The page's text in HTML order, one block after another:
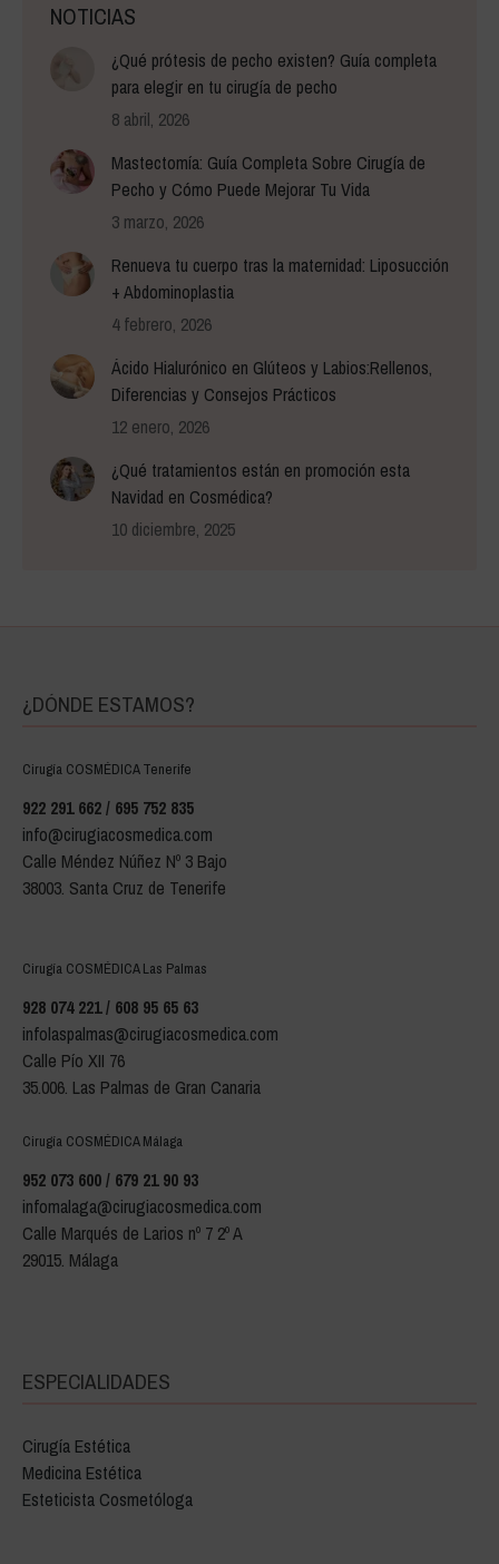
NOTICIAS
¿Qué prótesis de pecho existen? Guía completa
para elegir en tu cirugía de pecho
8 abril, 2026
Mastectomía: Guía Completa Sobre Cirugía de
Pecho y Cómo Puede Mejorar Tu Vida
3 marzo, 2026
Renueva tu cuerpo tras la maternidad: Liposucción
+ Abdominoplastia
4 febrero, 2026
Ácido Hialurónico en Glúteos y Labios:Rellenos,
Diferencias y Consejos Prácticos
12 enero, 2026
¿Qué tratamientos están en promoción esta
Navidad en Cosmédica?
10 diciembre, 2025
¿DÓNDE ESTAMOS?
Cirugía COSMÉDICA Tenerife
922 291 662 / 695 752 835
info@cirugiacosmedica.com
Calle Méndez Núñez Nº 3 Bajo
38003. Santa Cruz de Tenerife
Cirugía COSMÉDICA Las Palmas
928 074 221 / 608 95 65 63
infolaspalmas@cirugiacosmedica.com
Calle Pío XII 76
35.006. Las Palmas de Gran Canaria
Cirugía COSMÉDICA Málaga
952 073 600 / 679 21 90 93
infomalaga@cirugiacosmedica.com
Calle Marqués de Larios nº 7 2º A
29015. Málaga
ESPECIALIDADES
Cirugía Estética
Medicina Estética
Esteticista Cosmetóloga